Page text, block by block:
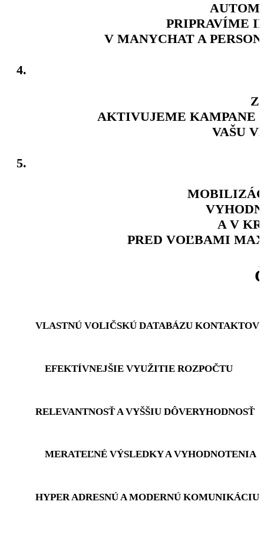
PRIPRAVÍME
V MANYCHAT A
4.
AKTIVUJEME KAMPANE
VAŠU
5.
A V
PRED VOĽBAMI
VLASTNÚ VOLIČSKÚ DATABÁZU KONTAKTOV
EFEKTÍVNEJŠIE VYUŽITIE ROZPOČTU
RELEVANTNOSŤ A VYŠŠIU DÔVERYHODNOSŤ
MERATEĽNÉ VÝSLEDKY A VYHODNOTENIA
HYPER ADRESNÚ A MODERNÚ KOMUNIKÁCIU